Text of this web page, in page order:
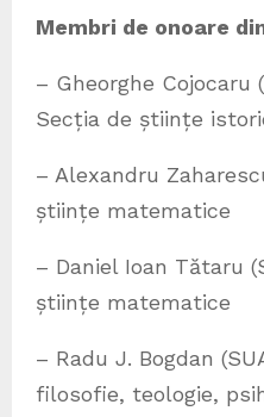
Membri de onoare
– Gheorghe
Secția de științe
– Alexandru
științe matematice
– Daniel Ioan Tătaru
științe matematice
– Radu J. Bogdan
filosofie, teologie,